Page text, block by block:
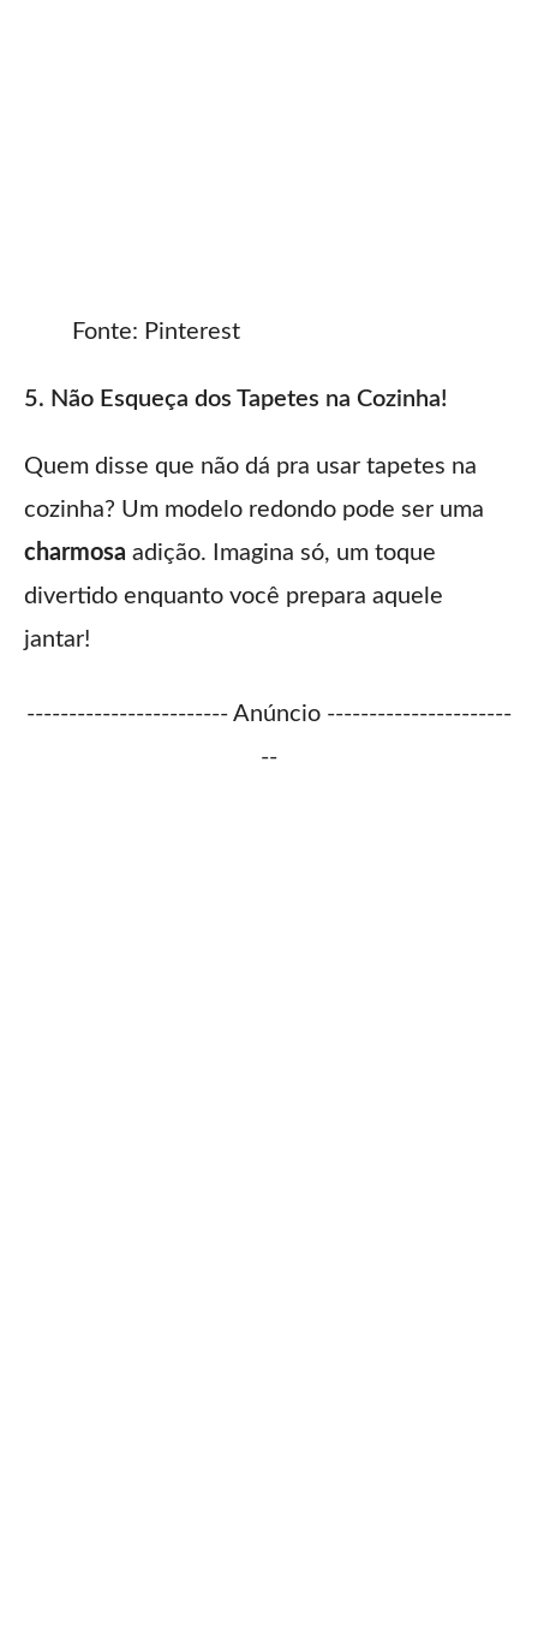
Fonte: Pinterest
5. Não Esqueça dos Tapetes na Cozinha!
Quem disse que não dá pra usar tapetes na
cozinha? Um modelo redondo pode ser uma
charmosa adição. Imagina só, um toque
divertido enquanto você prepara aquele
jantar!
------------------------ Anúncio ----------------------
--